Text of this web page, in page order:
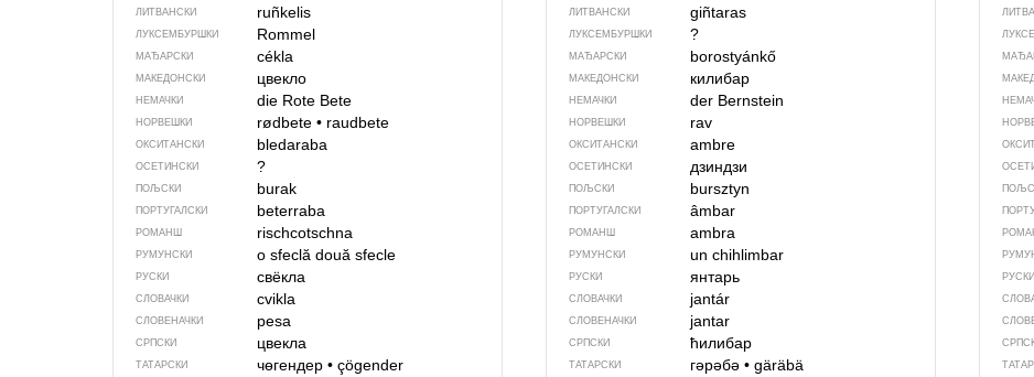
ЛИТВАНСКИ ruñkelis
ЛУКСЕМБУРШКИ Rommel
МАЂАРСКИ cékla
МАКЕДОНСКИ цвекло
НЕМАЧКИ die Rote Bete
НОРВЕШКИ rødbete •raudbete
ОКСИТАНСКИ bledaraba
ОСЕТИНСКИ ?
ПОЉСКИ burak
ПОРТУГАЛСКИ beterraba
РОМАНШ rischcotschna
РУМУНСКИ o sfeclă două sfecle
РУСКИ свёкла
СЛОВАЧКИ cvikla
СЛОВЕНАЧКИ pesa
СРПСКИ цвекла
ТАТАРСКИ чөгендер •çögender
ЛИТВАНСКИ giñtaras
ЛУКСЕМБУРШКИ ?
МАЂАРСКИ borostyánkő
МАКЕДОНСКИ килибар
НЕМАЧКИ der Bernstein
НОРВЕШКИ rav
ОКСИТАНСКИ ambre
ОСЕТИНСКИ дзиндзи
ПОЉСКИ bursztyn
ПОРТУГАЛСКИ âmbar
РОМАНШ ambra
РУМУНСКИ un chihlimbar
РУСКИ янтарь
СЛОВАЧКИ jantár
СЛОВЕНАЧКИ jantar
СРПСКИ ћилибар
ТАТАРСКИ гәрәбә • gäräbä
РУСКИ